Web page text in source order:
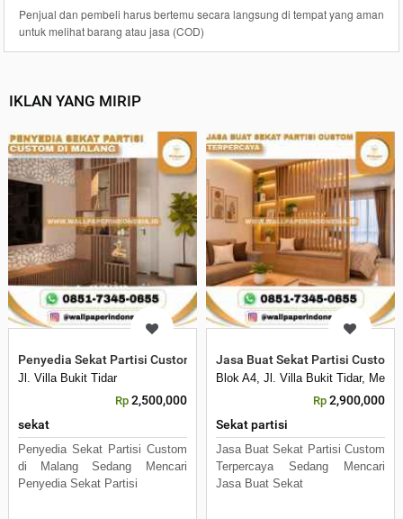
Penjual dan pembeli harus bertemu secara langsung di tempat yang aman
untuk melihat barang atau jasa (COD)
IKLAN YANG MIRIP
Penyedia Sekat Partisi Custom di Malang
Jl. Villa Bukit Tidar
Rp 2,500,000
sekat
Penyedia Sekat Partisi Custom
di Malang Sedang Mencari
Penyedia Sekat Partisi
Jasa Buat Sekat Partisi Custom
Blok A4, Jl. Villa Bukit Tidar,
Rp 2,900,000
Sekat partisi
Jasa Buat Sekat Partisi Custom
Terpercaya Sedang Mencari
Jasa Buat Sekat